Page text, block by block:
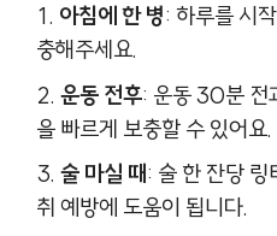
아침에 한 병: 하루를 시
충해주세요.
운동 전후: 운동 30분 전
을 빠르게 보충할 수 있어요.
술 마실 때: 술 한 잔당 링
취 예방에 도움이 됩니다.